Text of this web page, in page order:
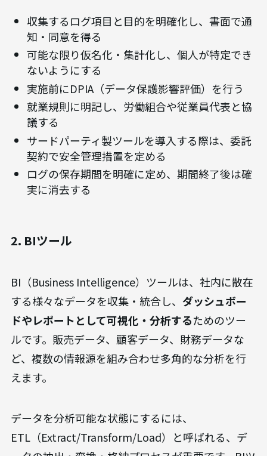
収集するログ項目と目的を明確化し、書面で通
知・同意を得る
可能な限り仮名化・集計化し、個人が特定でき
ないようにする
実施前にDPIA（データ保護影響評価）を行う
就業規則に明記し、労働組合や従業員代表と協
議する
サードパーティ製ツールを導入する際は、委託
契約で安全管理措置を定める
ログの保存期間を明確に定め、期間終了後は確
実に消去する
2. BIツール
BI（Business Intelligence）ツールは、社内に散在
する様々なデータを収集・統合し、 ダッシュボー
ドやレポートとして可視化・分析するためのツー
ルです。販売データ、顧客データ、財務データな
ど、複数の情報源を組み合わせ多角的な分析を行
えます。
データを分析可能な状態にするには、
ETL（Extract/Transform/Load）と呼ばれる、デ